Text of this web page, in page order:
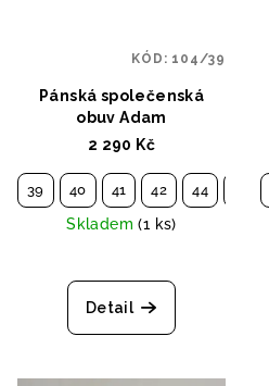
Pánská společenská
obuv Adam
2 290 Kč
39 40 41 42 44
Skladem(1 ks)
Detail
KÓD: 104/39